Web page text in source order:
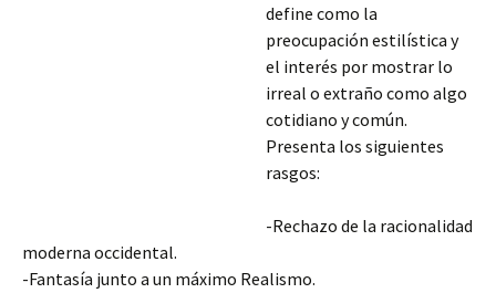
define como la
preocupación estilística y
el interés por mostrar lo
irreal o extraño como algo
cotidiano y común.
Presenta los siguientes
rasgos:
-Rechazo de la racionalidad
moderna occidental.
-Fantasía junto a un máximo Realismo.